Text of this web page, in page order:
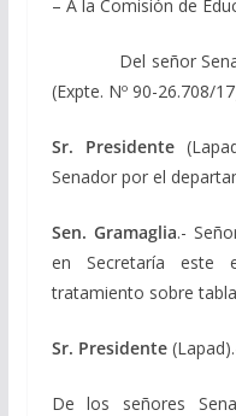
– A la Comisión de
Del señor
(Expte. Nº 90-26.708/
Sr. Presidente
Senador por el
Sen. Gramaglia.-
en Secretaría este
tratamiento sobre
Sr. Presidente
De los señores